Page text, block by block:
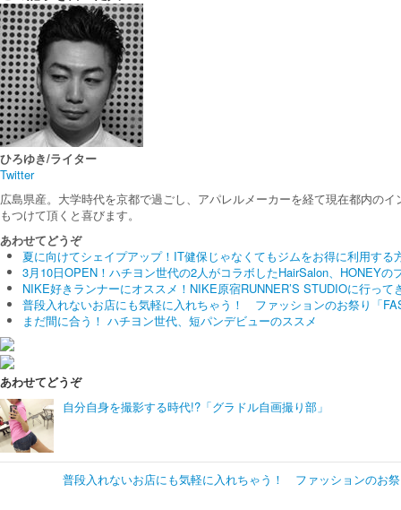
ひろゆき/ライター
Twitter
広島県産。大学時代を京都で過ごし、アパレルメーカーを経て現在都内の
もつけて頂くと喜びます。
あわせてどうぞ
夏に向けてシェイプアップ！IT健保じゃなくてもジムをお得に利用する
3月10日OPEN！ハチヨン世代の2人がコラボしたHairSalon、HONEYの
NIKE好きランナーにオススメ！NIKE原宿RUNNER’S STUDIOに行って
普段入れないお店にも気軽に入れちゃう！ ファッションのお祭り「
まだ間に合う！ ハチヨン世代、短パンデビューのススメ
あわせてどうぞ
自分自身を撮影する時代!?「グラドル自画撮り部」
普段入れないお店にも気軽に入れちゃう！ ファッションのお